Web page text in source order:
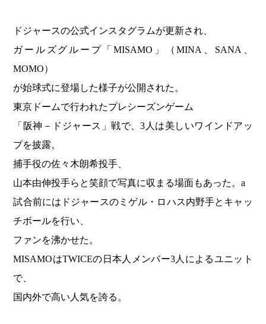
ドジャースの公式インスタグラムが更新され、
ガールズグループ「MISAMO」（MINA、SANA、
MOMO）
が始球式に登場した様子が公開された。
東京ドームで行われたプレシーズンゲーム
「阪神－ドジャース」戦で、3人は美しいワインドアッ
プを披露。
捕手役の佐々木朗希投手、
山本由伸投手らと笑顔で写真に収まる場面もあった。a
試合前にはドジャースのミゲル・ロハス内野手とキャッ
チボールを行い、
ファンを沸かせた。
MISAMOはTWICEの日本人メンバー3人によるユニット
で、
国内外で高い人気を誇る。